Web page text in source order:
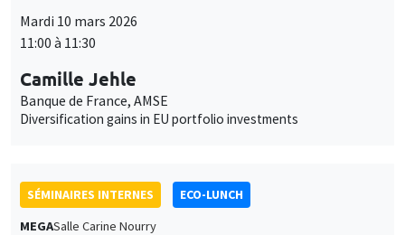
Mardi 10 mars 2026
11:00 à 11:30
Camille Jehle
Banque de France, AMSE
Diversification gains in EU portfolio investments
SÉMINAIRES INTERNES
ECO-LUNCH
MEGASalle Carine Nourry